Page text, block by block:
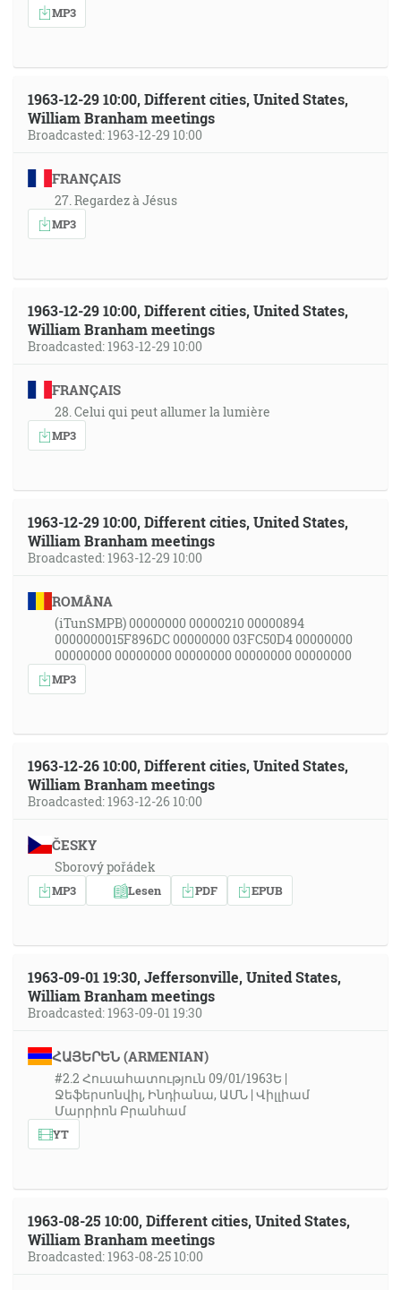
MP3
1963-12-29 10:00, Different cities, United States,
William Branham meetings
Broadcasted: 1963-12-29 10:00
FRANÇAIS
27. Regardez à Jésus
MP3
1963-12-29 10:00, Different cities, United States,
William Branham meetings
Broadcasted: 1963-12-29 10:00
FRANÇAIS
28. Celui qui peut allumer la lumière
MP3
1963-12-29 10:00, Different cities, United States,
William Branham meetings
Broadcasted: 1963-12-29 10:00
ROMÂNA
(iTunSMPB) 00000000 00000210 00000894
0000000015F896DC 00000000 03FC50D4 00000000
00000000 00000000 00000000 00000000 00000000
MP3
1963-12-26 10:00, Different cities, United States,
William Branham meetings
Broadcasted: 1963-12-26 10:00
ČESKY
Sborový pořádek
MP3 Lesen PDF EPUB
1963-09-01 19:30, Jeffersonville, United States,
William Branham meetings
Broadcasted: 1963-09-01 19:30
ՀԱՅԵՐԵՆ (ARMENIAN)
#2.2 Հուսահատություն 09/01/1963Ե |
Ջեֆերսոնվիլ, Ինդիանա, ԱՄՆ | Վիլլիամ
Մարրիոն Բրանհամ
YT
1963-08-25 10:00, Different cities, United States,
William Branham meetings
Broadcasted: 1963-08-25 10:00